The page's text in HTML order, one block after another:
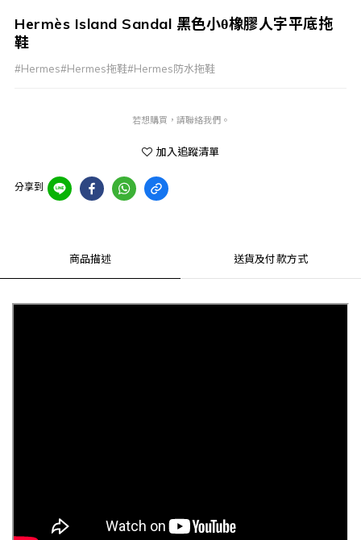
Hermès Island Sandal 黑色小θ橡膠人字平底拖
鞋
#Hermes#Hermes拖鞋#Hermes防水拖鞋
若想購買，請聯絡我們。
加入追蹤清單
分享到
商品描述 送貨及付款方式